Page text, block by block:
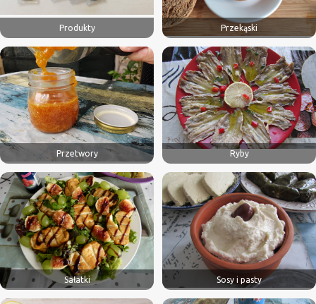
Produkty Przekąski
Przetwory Ryby
Sałatki Sosy i pasty